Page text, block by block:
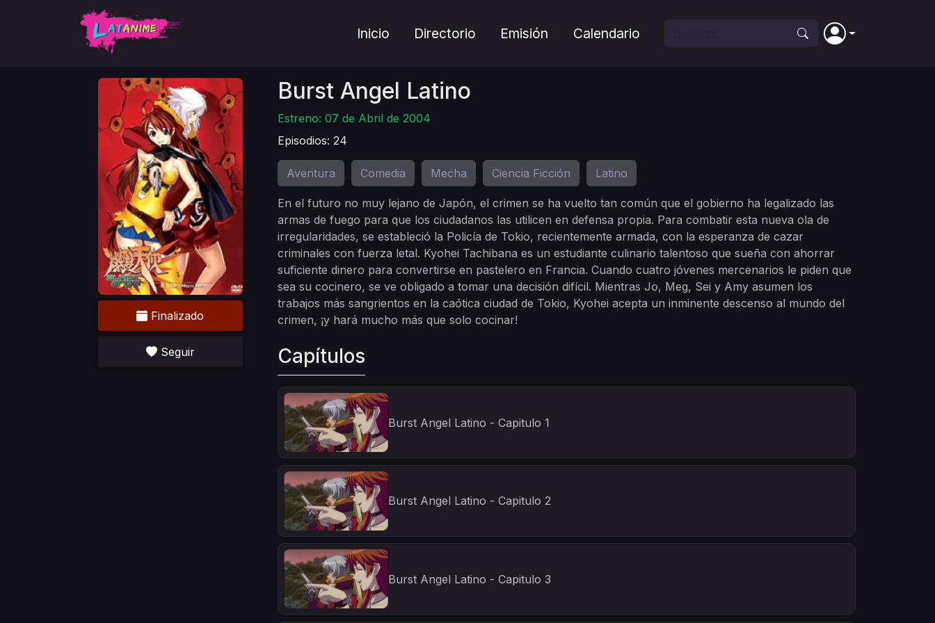
Inicio Directorio Emisión Calendario
Finalizado
Seguir
Burst Angel Latino
Estreno: 07 de Abril de 2004
Episodios: 24
Aventura Comedia Mecha Ciencia Ficción Latino
En el futuro no muy lejano de Japón, el crimen se ha vuelto tan común que el gobierno ha legalizado las
armas de fuego para que los ciudadanos las utilicen en defensa propia. Para combatir esta nueva ola de
irregularidades, se estableció la Policía de Tokio, recientemente armada, con la esperanza de cazar
criminales con fuerza letal. Kyohei Tachibana es un estudiante culinario talentoso que sueña con ahorrar
suficiente dinero para convertirse en pastelero en Francia. Cuando cuatro jóvenes mercenarios le piden que
sea su cocinero, se ve obligado a tomar una decisión difícil. Mientras Jo, Meg, Sei y Amy asumen los
trabajos más sangrientos en la caótica ciudad de Tokio, Kyohei acepta un inminente descenso al mundo del
crimen, ¡y hará mucho más que solo cocinar!
Capítulos
Burst Angel Latino - Capitulo 1
Burst Angel Latino - Capitulo 2
Burst Angel Latino - Capitulo 3